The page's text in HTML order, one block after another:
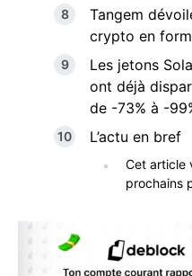
Tangem
crypto en
Les jetons
ont déjà
de -73% à -
L’actu en bref
Cet article
prochains